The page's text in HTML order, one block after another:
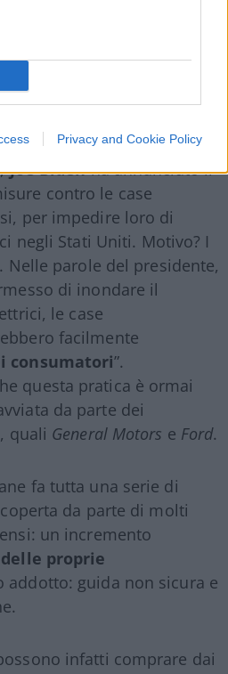
Privacy and Cookie Policy
veicoli elettrici
scorso anno, rispetto ai
Joe Bidenha annunciato il
contro le case
per impedire loro di
negli Stati Uniti. Motivo? I
Nelle parole del presidente,
di inondare il
le case
facilmente
consumatori”.
questa pratica è ormai
da parte dei
quali General Motors e Ford.
fa tutta una serie di
da parte di molti
un incremento
proprie
addotto: guida non sicura e
infatti comprare dai